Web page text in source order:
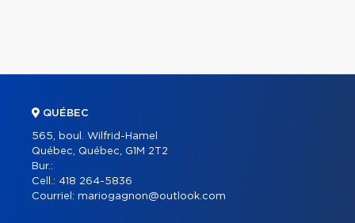
QUÉBEC
565, boul. Wilfrid-Hamel
Québec, Québec, G1M 2T2
Bur.:
Cell.: 418 264-5836
Courriel: mariogagnon@outlook.com